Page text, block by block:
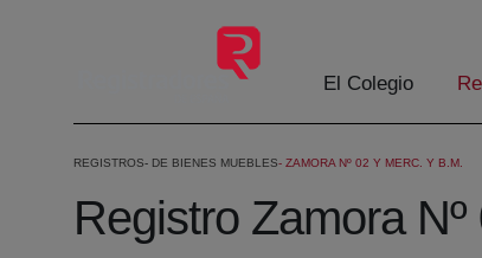
Saltar al contenido principal
El Colegio
REGISTROS DE BIENES MUEBLES ZAMORA Nº 02 Y MERC. Y B.M.
Registro Zamora